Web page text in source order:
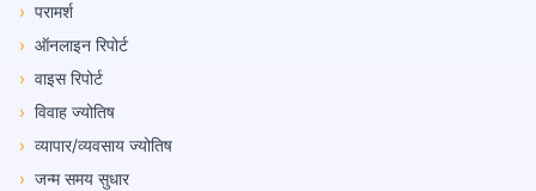
› परामर्श
› ऑनलाइन रिपोर्ट
› वाइस रिपोर्ट
› विवाह ज्योतिष
› व्यापार/व्यवसाय ज्योतिष
› जन्म समय सुधार